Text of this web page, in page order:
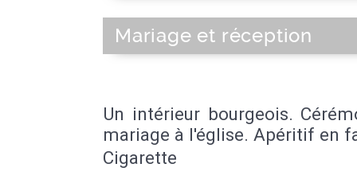
Mariage et réception
Un intérieur bourgeois.
mariage à l'église. Apéritif en
Cigarette